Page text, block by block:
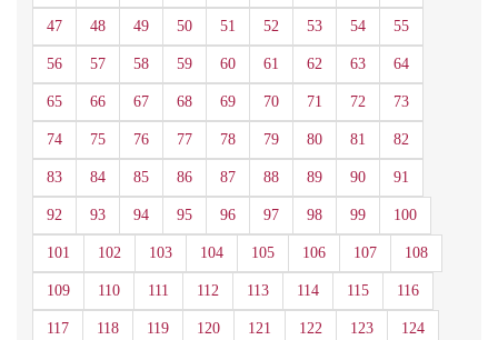
47 48 49 50 51 52 53 54 55
56 57 58 59 60 61 62 63 64
65 66 67 68 69 70 71 72 73
74 75 76 77 78 79 80 81 82
83 84 85 86 87 88 89 90 91
92 93 94 95 96 97 98 99 100
101 102 103 104 105 106 107 108
109 110 111 112 113 114 115 116
117 118 119 120 121 122 123 124